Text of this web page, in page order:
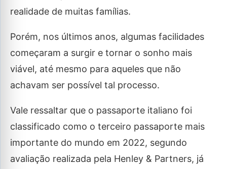
realidade de muitas famílias.
Porém, nos últimos anos, algumas facilidades
começaram a surgir e tornar o sonho mais
viável, até mesmo para aqueles que não
achavam ser possível tal processo.
Vale ressaltar que o passaporte italiano foi
classificado como o terceiro passaporte mais
importante do mundo em 2022, segundo
avaliação realizada pela Henley & Partners, já